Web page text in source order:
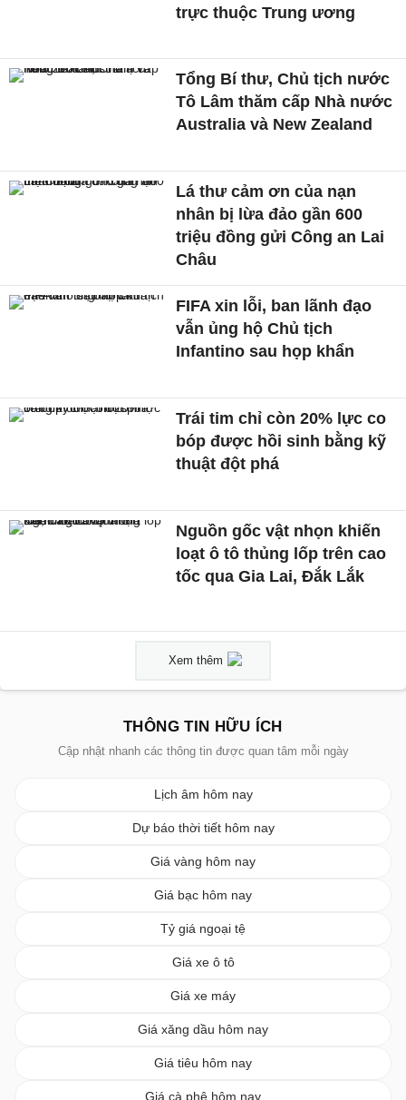
trực thuộc Trung ương
Tổng Bí thư, Chủ tịch nước
Tô Lâm thăm cấp Nhà nước
Australia và New Zealand
Lá thư cảm ơn của nạn
nhân bị lừa đảo gần 600
triệu đồng gửi Công an Lai
Châu
FIFA xin lỗi, ban lãnh đạo
vẫn ủng hộ Chủ tịch
Infantino sau họp khẩn
Trái tim chỉ còn 20% lực co
bóp được hồi sinh bằng kỹ
thuật đột phá
Nguồn gốc vật nhọn khiến
loạt ô tô thủng lốp trên cao
tốc qua Gia Lai, Đắk Lắk
Xem thêm
THÔNG TIN HỮU ÍCH
Cập nhật nhanh các thông tin được quan tâm mỗi ngày
Lịch âm hôm nay
Dự báo thời tiết hôm nay
Giá vàng hôm nay
Giá bạc hôm nay
Tỷ giá ngoại tệ
Giá xe ô tô
Giá xe máy
Giá xăng dầu hôm nay
Giá tiêu hôm nay
Giá cà phê hôm nay